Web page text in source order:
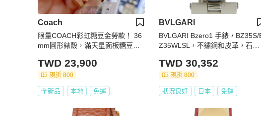
Coach
限量COACH彩虹糖豆金勞款！ 36
mm圓形錶殼，滿天星面板糖豆色
TWD 23,900
現折 800
全新品 本地 免運
BVLGARI
BVLGARI Bzero1 手錶，BZ35S/
Z35WLSL，不鏽鋼和皮革，石英
TWD 30,352
現折 800
狀況良好 日本 免運